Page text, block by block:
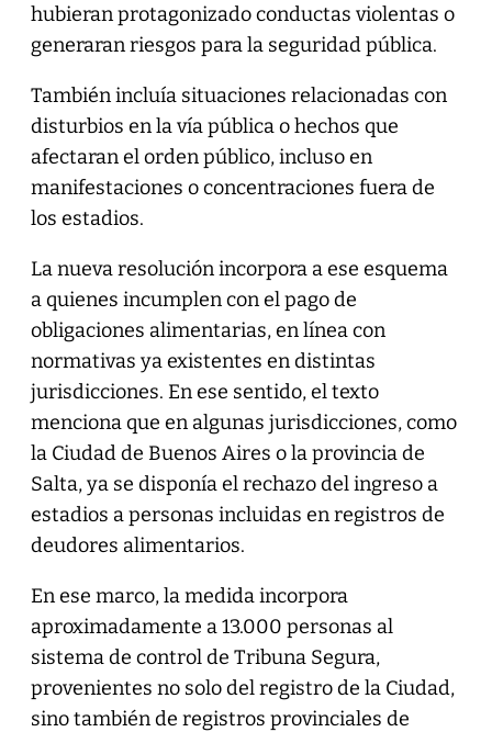
hubieran protagonizado conductas violentas o
generaran riesgos para la seguridad pública.
También incluía situaciones relacionadas con
disturbios en la vía pública o hechos que
afectaran el orden público, incluso en
manifestaciones o concentraciones fuera de
los estadios.
La nueva resolución incorpora a ese esquema
a quienes incumplen con el pago de
obligaciones alimentarias, en línea con
normativas ya existentes en distintas
jurisdicciones. En ese sentido, el texto
menciona que en algunas jurisdicciones, como
la Ciudad de Buenos Aires o la provincia de
Salta, ya se disponía el rechazo del ingreso a
estadios a personas incluidas en registros de
deudores alimentarios.
En ese marco, la medida incorpora
aproximadamente a 13.000 personas al
sistema de control de Tribuna Segura,
provenientes no solo del registro de la Ciudad,
sino también de registros provinciales de